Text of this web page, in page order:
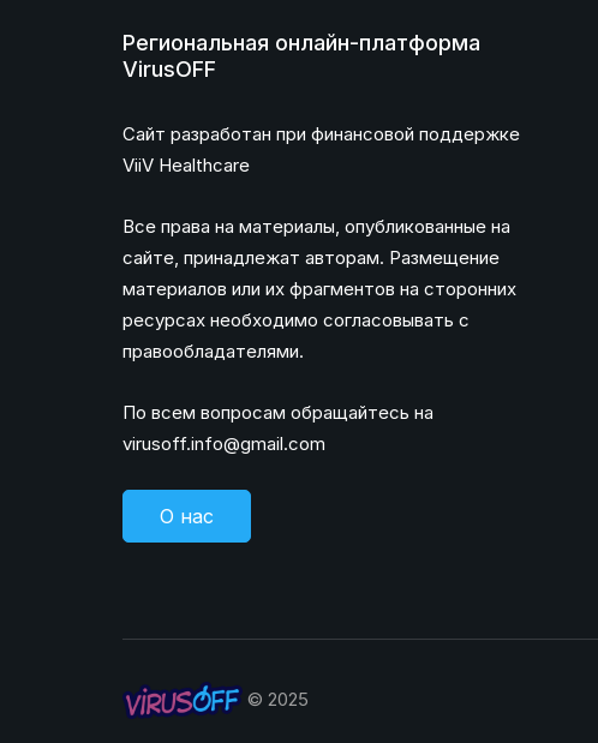
Региональная онлайн-платформа
VirusOFF
Сайт разработан при финансовой поддержке
ViiV Healthcare
Все права на материалы, опубликованные на
сайте, принадлежат авторам. Размещение
материалов или их фрагментов на сторонних
ресурсах необходимо согласовывать с
правообладателями.
По всем вопросам обращайтесь на
virusoff.info@gmail.com
О нас
© 2025